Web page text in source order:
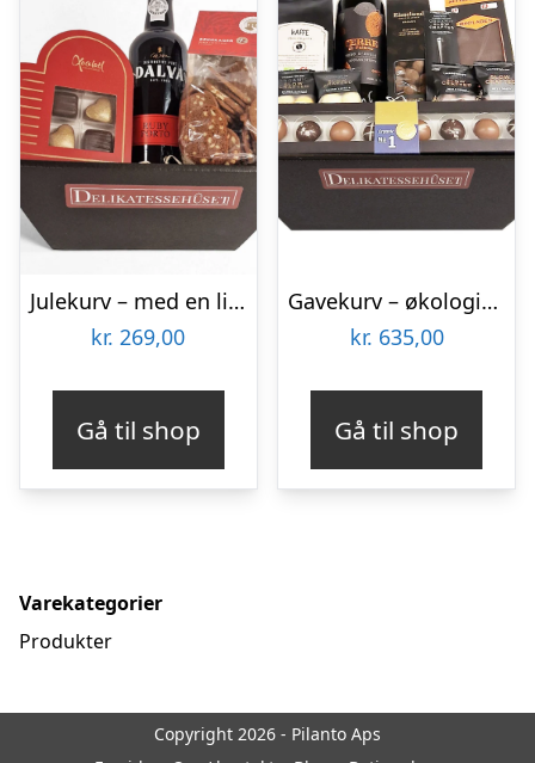
Julekurv – med en lille flaske portvin, småkager og fyldte chokolader
kr. 269,00
Gå til shop
Gavekurv – økologisk gavekurv fyldt med chokolade, kaffe og rødvin
kr. 635,00
Gå til shop
Varekategorier
Produkter
Copyright 2026 - Pilanto Aps